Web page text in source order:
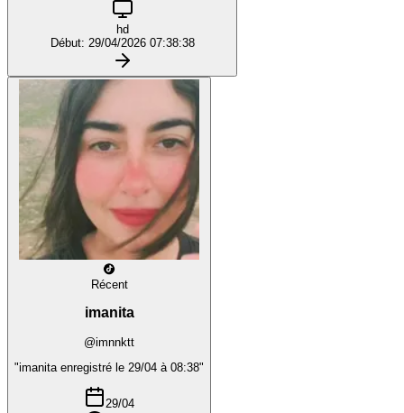
hd
Début: 29/04/2026 07:38:38
Récent
imanita
@imnnktt
"imanita enregistré le 29/04 à 08:38"
29/04